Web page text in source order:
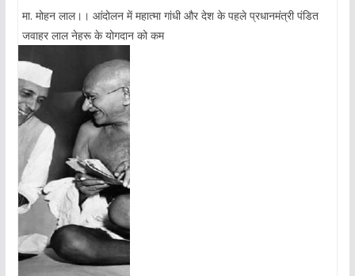
मा. मोहन लाल।। आंदोलन में महात्मा गांधी और देश के पहले प्रधानमंत्री पंडित
जवाहर लाल नेहरू के योगदान को कम